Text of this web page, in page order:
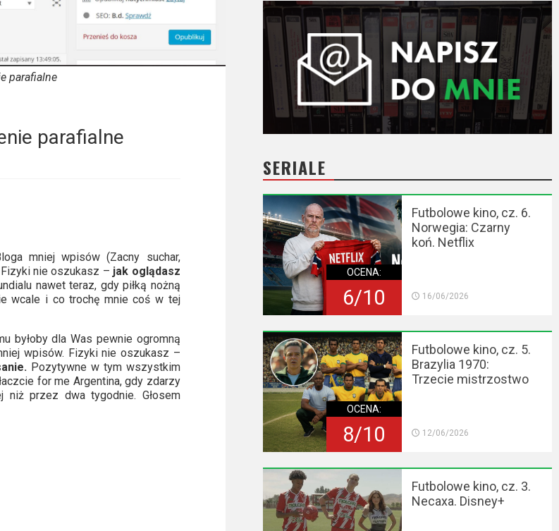
parafialne
parafialne
mniej wpisów (Zacny suchar,
nie oszukasz – jak oglądasz
nawet teraz, gdy piłką nożną
wcale i co trochę mnie coś w tej
byłoby dla Was pewnie ogromną
wpisów. Fizyki nie oszukasz –
Pozytywne w tym wszystkim
for me Argentina, gdy zdarzy
przez dwa tygodnie. Głosem
SERIALE
OCENA:
6/10
Futbolowe kino, cz. 6.
Norwegia: Czarny
koń. Netflix
16/06/2026
OCENA:
8/10
Futbolowe kino, cz. 5.
Brazylia 1970:
Trzecie mistrzostwo
12/06/2026
Futbolowe kino, cz. 3.
Necaxa. Disney+